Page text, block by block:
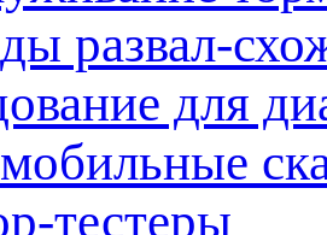
развал-
для
тестеры